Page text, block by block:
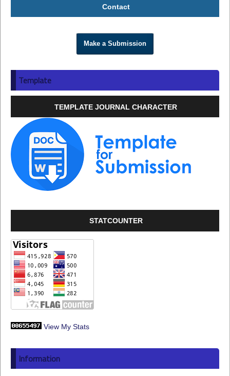
Contact
Make a Submission
Template
TEMPLATE JOURNAL CHARACTER
STATCOUNTER
View My Stats
Information